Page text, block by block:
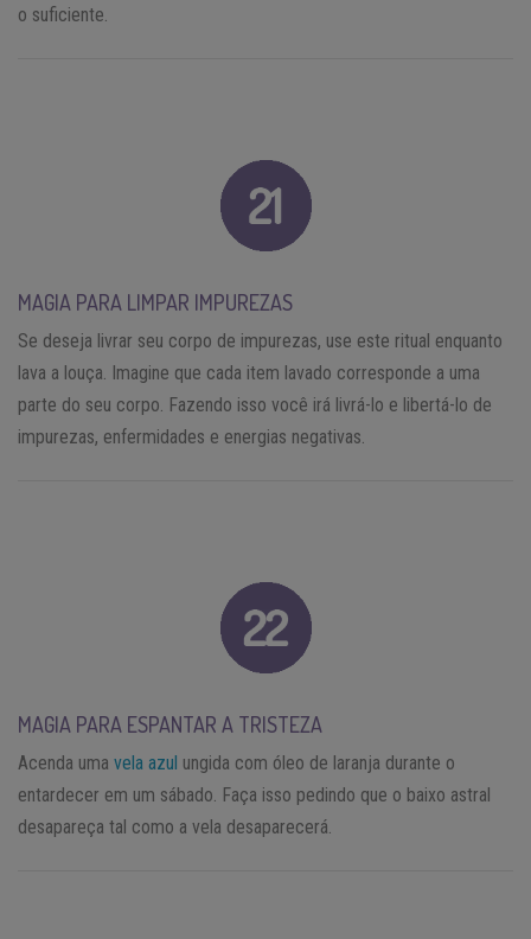
o suficiente.
MAGIA PARA LIMPAR IMPUREZAS
Se deseja livrar seu corpo de impurezas, use este ritual enquanto
lava a louça. Imagine que cada item lavado corresponde a uma
parte do seu corpo. Fazendo isso você irá livrá-lo e libertá-lo de
impurezas, enfermidades e energias negativas.
MAGIA PARA ESPANTAR A TRISTEZA
Acenda uma vela azul ungida com óleo de laranja durante o
entardecer em um sábado. Faça isso pedindo que o baixo astral
desapareça tal como a vela desaparecerá.